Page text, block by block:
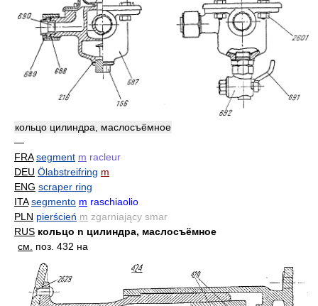
кольцо цилиндра, маслосъёмное
—
FRA segment m racleur
DEU Ölabstreifring m
ENG scraper ring
ITA segmento m raschiaolio
PLN pierścień m zgarniający smar
RUS кольцо n цилиндра, маслосъёмное
см.
поз. 432 на